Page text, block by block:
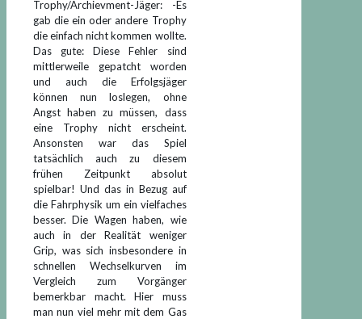
Trophy/Archievment-Jäger: -Es
gab die ein oder andere Trophy
die einfach nicht kommen wollte.
Das gute: Diese Fehler sind
mittlerweile gepatcht worden
und auch die Erfolgsjäger
können nun loslegen, ohne
Angst haben zu müssen, dass
eine Trophy nicht erscheint.
Ansonsten war das Spiel
tatsächlich auch zu diesem
frühen Zeitpunkt absolut
spielbar! Und das in Bezug auf
die Fahrphysik um ein vielfaches
besser. Die Wagen haben, wie
auch in der Realität weniger
Grip, was sich insbesondere in
schnellen Wechselkurven im
Vergleich zum Vorgänger
bemerkbar macht. Hier muss
man nun viel mehr mit dem Gas